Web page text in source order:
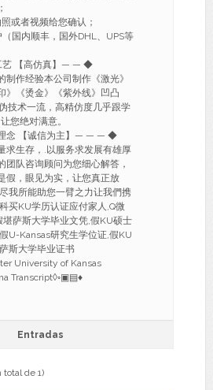
或者视频给您确认；
国内顺丰，国外DHL、UPS等
【高仿真】— — ◆
作经验本公司制作《激光》
》《烫金》《紫外线》凹凸
技术一流，高精仿度几乎跟学
您绝对满意。
念 【诚信为主】— — — ◆
生存，.以服务求发展有雄厚
团队咨询顾问为您细心解答，
假，眼见为实，让您真正放
我所能助您一臂之力让我們携
买KU学历认证应付家人,Q微
堪萨斯大学毕业文凭,假KU硕士
U-Kansas研究生学位证,假KU
斯大学毕业证书
University of Kansas
Transcript◊◦▣▤♦
Entradas
total de 1)